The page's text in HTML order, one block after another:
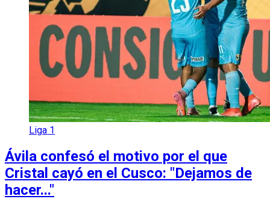
Liga 1
Ávila confesó el motivo por el que
Cristal cayó en el Cusco: "Dejamos de
hacer..."